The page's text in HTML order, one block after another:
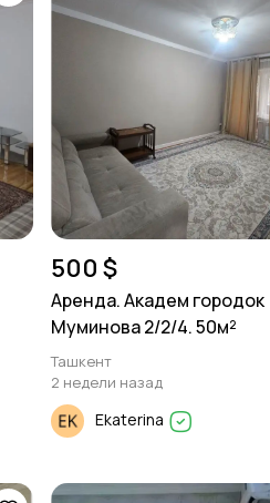
500 $
Аренда. Академ городок
Муминова 2/2/4. 50м²
Ташкент
2 недели назад
Ekaterina